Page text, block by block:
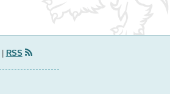
RSS